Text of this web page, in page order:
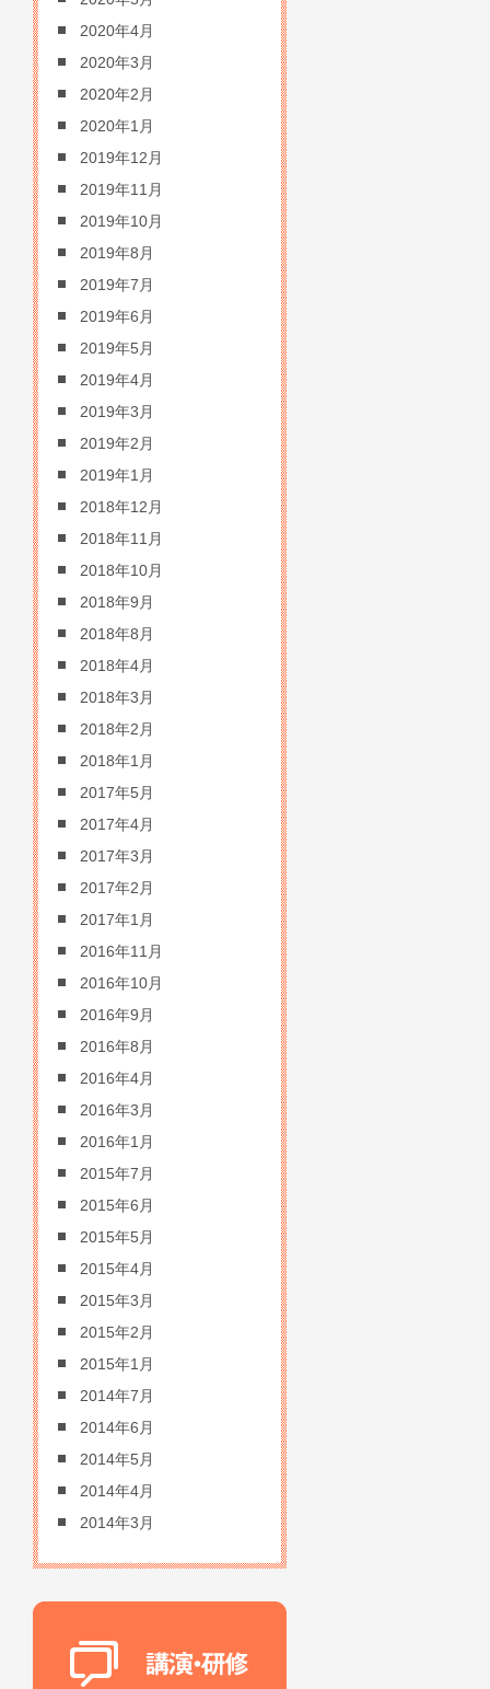
2020年4月
2020年3月
2020年2月
2020年1月
2019年12月
2019年11月
2019年10月
2019年8月
2019年7月
2019年6月
2019年5月
2019年4月
2019年3月
2019年2月
2019年1月
2018年12月
2018年11月
2018年10月
2018年9月
2018年8月
2018年4月
2018年3月
2018年2月
2018年1月
2017年5月
2017年4月
2017年3月
2017年2月
2017年1月
2016年11月
2016年10月
2016年9月
2016年8月
2016年4月
2016年3月
2016年1月
2015年7月
2015年6月
2015年5月
2015年4月
2015年3月
2015年2月
2015年1月
2014年7月
2014年6月
2014年5月
2014年4月
2014年3月